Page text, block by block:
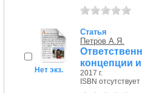
Нет экз.
Статья
Петров А.Я.
концепции
2017 г.
ISBN отсутствует